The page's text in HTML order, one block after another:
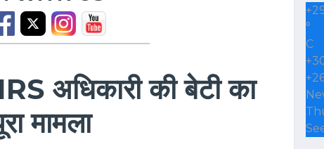
अधिकारी की बेटी का
मामला
+
°
C
+
+